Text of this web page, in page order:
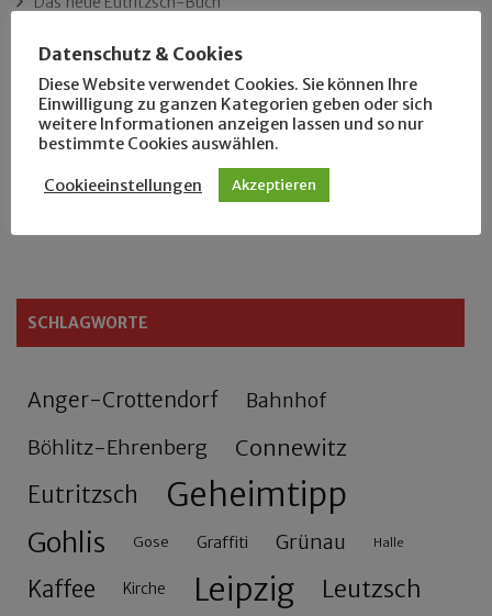
Der Leipziger Schmiedetag von 1904
Rennfahrer in Schönefeld und Zschocher
Zu Fuß durch Anger-Crottendorf
SCHLAGWORTE
Anger-Crottendorf Bahnhof
Böhlitz-Ehrenberg Connewitz
Eutritzsch Geheimtipp
Gohlis Gose Graffiti Grünau Halle
Kaffee Kirche Leipzig Leutzsch
Datenschutz & Cookies
Diese Website verwendet Cookies. Sie können Ihre
Einwilligung zu ganzen Kategorien geben oder sich
weitere Informationen anzeigen lassen und so nur
bestimmte Cookies auswählen.
Cookieeinstellungen Akzeptieren